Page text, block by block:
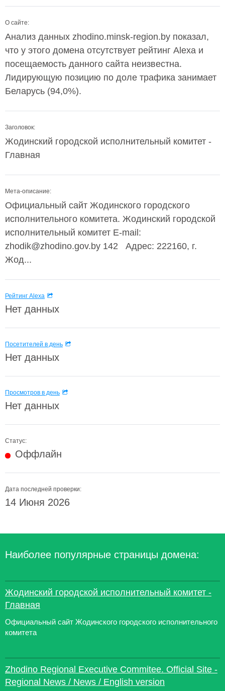
О сайте:
Анализ данных zhodino.minsk-region.by показал,
что у этого домена отсутствует рейтинг Alexa и
посещаемость данного сайта неизвестна.
Лидирующую позицию по доле трафика занимает
Беларусь (94,0%).
Заголовок:
Жодинский городской исполнительный комитет -
Главная
Мета-описание:
Официальный сайт Жодинского городского
исполнительного комитета. Жодинский городской
исполнительный комитет E-mail:
zhodik@zhodino.gov.by 142 Адрес: 222160, г.
Жод...
Рейтинг Alexa
Нет данных
Посетителей в день
Нет данных
Просмотров в день
Нет данных
Статус:
Оффлайн
Дата последней проверки:
14 Июня 2026
Наиболее популярные страницы домена:
Жодинский городской исполнительный комитет -
Главная
Официальный сайт Жодинского городского исполнительного
комитета
Zhodino Regional Executive Commitee. Official Site -
Regional News / News / English version